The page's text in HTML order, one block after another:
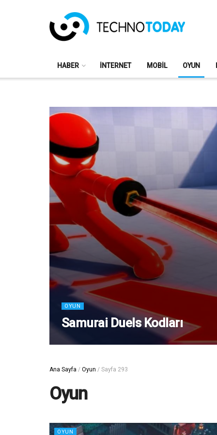
HABER İNTERNET MOBIL OYUN
OYUN
Samurai Duels Kodları
Ana Sayfa / Oyun / Sayfa 293
Oyun
OYUN